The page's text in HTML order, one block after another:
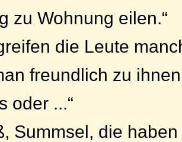
zu Wohnung eilen.“
die Leute
freundlich zu
oder ...“
Summsel, die